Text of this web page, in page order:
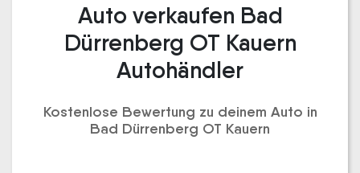
Auto verkaufen Bad
Dürrenberg OT Kauern
Autohändler
Kostenlose Bewertung zu deinem Auto in
Bad Dürrenberg OT Kauern